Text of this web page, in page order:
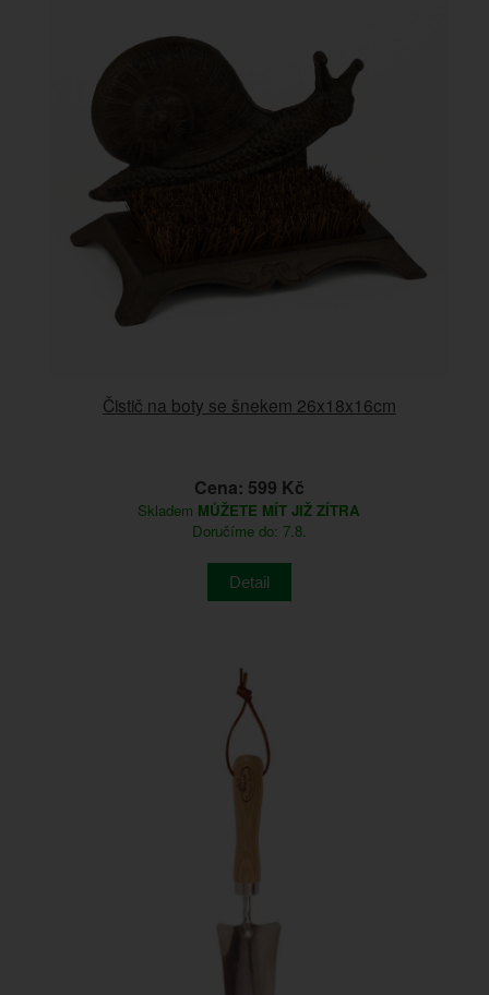
Čistič na boty se šnekem 26x18x16cm
Cena: 599 Kč
Skladem MŮŽETE MÍT JIŽ ZÍTRA
Doručíme do: 7.8.
Detail